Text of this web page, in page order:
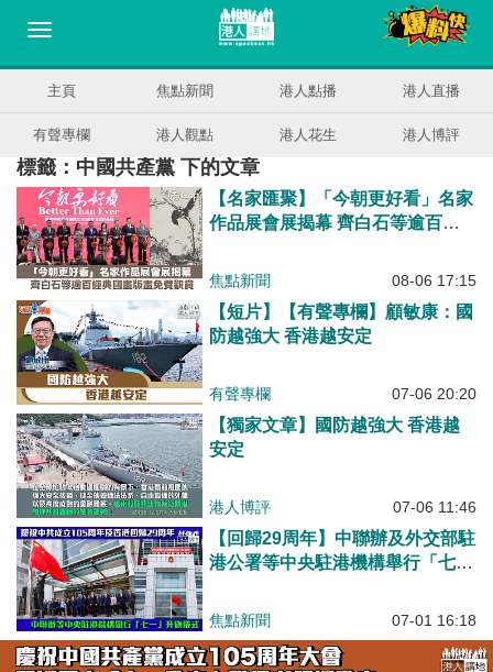
主頁 焦點新聞 港人點播 港人直播
有聲專欄 港人觀點 港人花生 港人博評
標籤：中國共產黨 下的文章
【名家匯聚】「今朝更好看」名家
作品展會展揭幕 齊白石等逾百經
焦點新聞 08-06 17:15
【短片】【有聲專欄】顧敏康：國
防越強大 香港越安定
有聲專欄 07-06 20:20
【獨家文章】國防越強大 香港越
安定
港人博評 07-06 11:46
【回歸29周年】中聯辦及外交部駐
港公署等中央駐港機構舉行「七
焦點新聞 07-01 16:18